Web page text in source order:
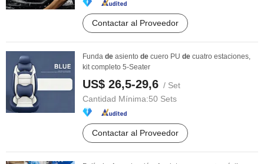
Contactar al Proveedor
Funda de asiento de cuero PU de cuatro estaciones,
kit completo 5-Seater
US$ 26,5-29,6 / Set
Cantidad Mínima:50 Sets
Contactar al Proveedor